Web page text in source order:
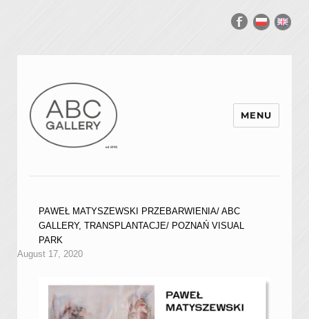
MENU
PAWEŁ MATYSZEWSKI PRZEBARWIENIA/ ABC
GALLERY, TRANSPLANTACJE/ POZNAŃ VISUAL
PARK
August 17, 2020